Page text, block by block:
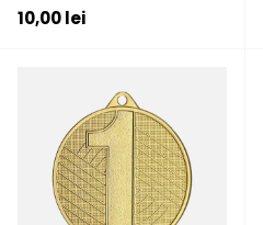
Pret initial
10,00 lei